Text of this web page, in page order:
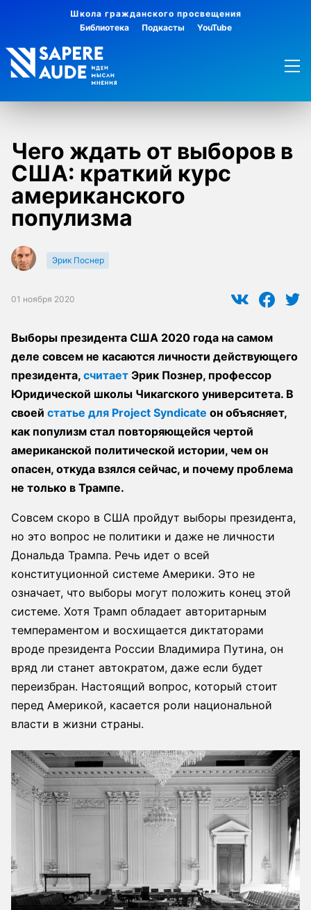
Школа гражданского просвещения
Библиотека
Подкасты YouTube
Чего ждать от выборов в
США: краткий курс
американского
популизма
Эрик Поснер
01 ноября 2020
Выборы президента США 2020 года на самом
деле совсем не касаются личности действующего
президента, считает Эрик Познер, профессор
Юридической школы Чикагского университета. В
своей статье для Project Syndicate он объясняет,
как популизм стал повторяющейся чертой
американской политической истории, чем он
опасен, откуда взялся сейчас, и почему проблема
не только в Трампе.
Совсем скоро в США пройдут выборы президента,
но это вопрос не политики и даже не личности
Дональда Трампа. Речь идет о всей
конституционной системе Америки. Это не
означает, что выборы могут положить конец этой
системе. Хотя Трамп обладает авторитарным
темпераментом и восхищается диктаторами
вроде президента России Владимира Путина, он
вряд ли станет автократом, даже если будет
переизбран. Настоящий вопрос, который стоит
перед Америкой, касается роли национальной
власти в жизни страны.